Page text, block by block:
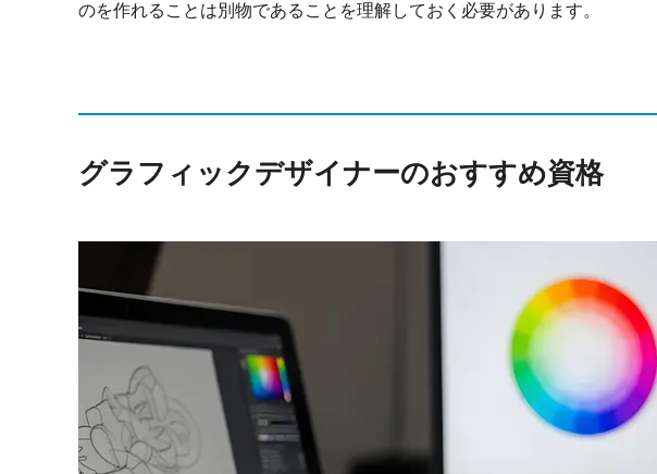
のを作れることは別物であることを理解しておく必要があります。
グラフィックデザイナーのおすすめ資格